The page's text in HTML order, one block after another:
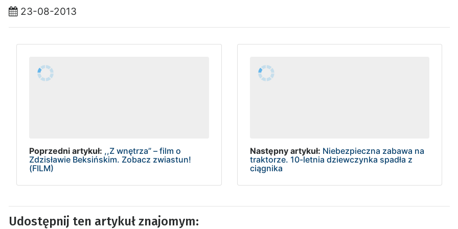
23-08-2013
Poprzedni artykuł: ,,Z wnętrza” – film o
Zdzisławie Beksińskim. Zobacz zwiastun!
(FILM)
Następny artykuł: Niebezpieczna zabawa na
traktorze. 10-letnia dziewczynka spadła z
ciągnika
Udostępnij ten artykuł znajomym: